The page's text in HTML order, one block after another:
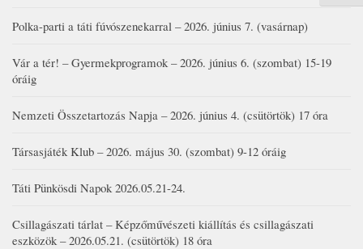
Polka-parti a táti fúvószenekarral – 2026. június 7. (vasárnap)
Vár a tér! – Gyermekprogramok – 2026. június 6. (szombat) 15-19
óráig
Nemzeti Összetartozás Napja – 2026. június 4. (csütörtök) 17 óra
Társasjáték Klub – 2026. május 30. (szombat) 9-12 óráig
Táti Pünkösdi Napok 2026.05.21-24.
Csillagászati tárlat – Képzőművészeti kiállítás és csillagászati
eszközök – 2026.05.21. (csütörtök) 18 óra